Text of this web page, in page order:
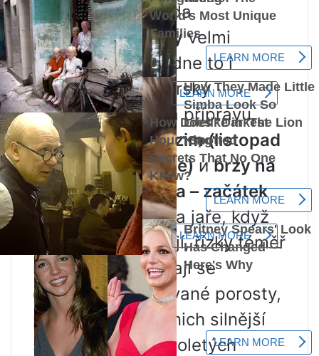
Propagační metoda
lignifikované řízkyvelmi
jednoduché. Zvládne to i
nezkušený amatérský
zahradník. Čas na přípravu
řízků:pozdní podzim (listopad
– začátek prosince)иbrzy na
jaře (konec března – začátek
dubna). Později na jaře, když
pupeny nabobtnají, řízky téměř
nezakoření. Vybírají se
dvouleté lignifikované porosty,
protože rostou z nich silnější
stromy než z jednoletých